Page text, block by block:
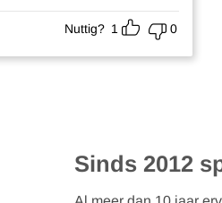
Nuttig? 1 0
Exact